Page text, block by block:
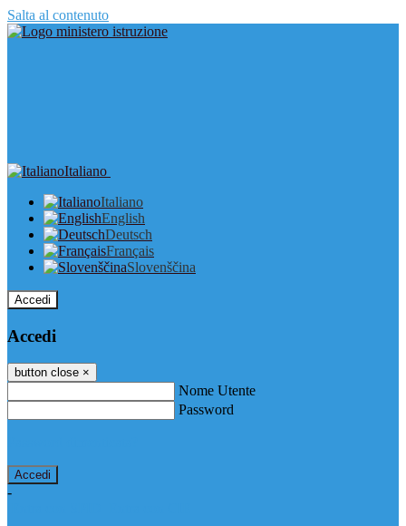
Salta al contenuto
Italiano
Italiano
English
Deutsch
Français
Slovenščina
Accedi
Accedi
button close ×
Nome Utente
Password
-